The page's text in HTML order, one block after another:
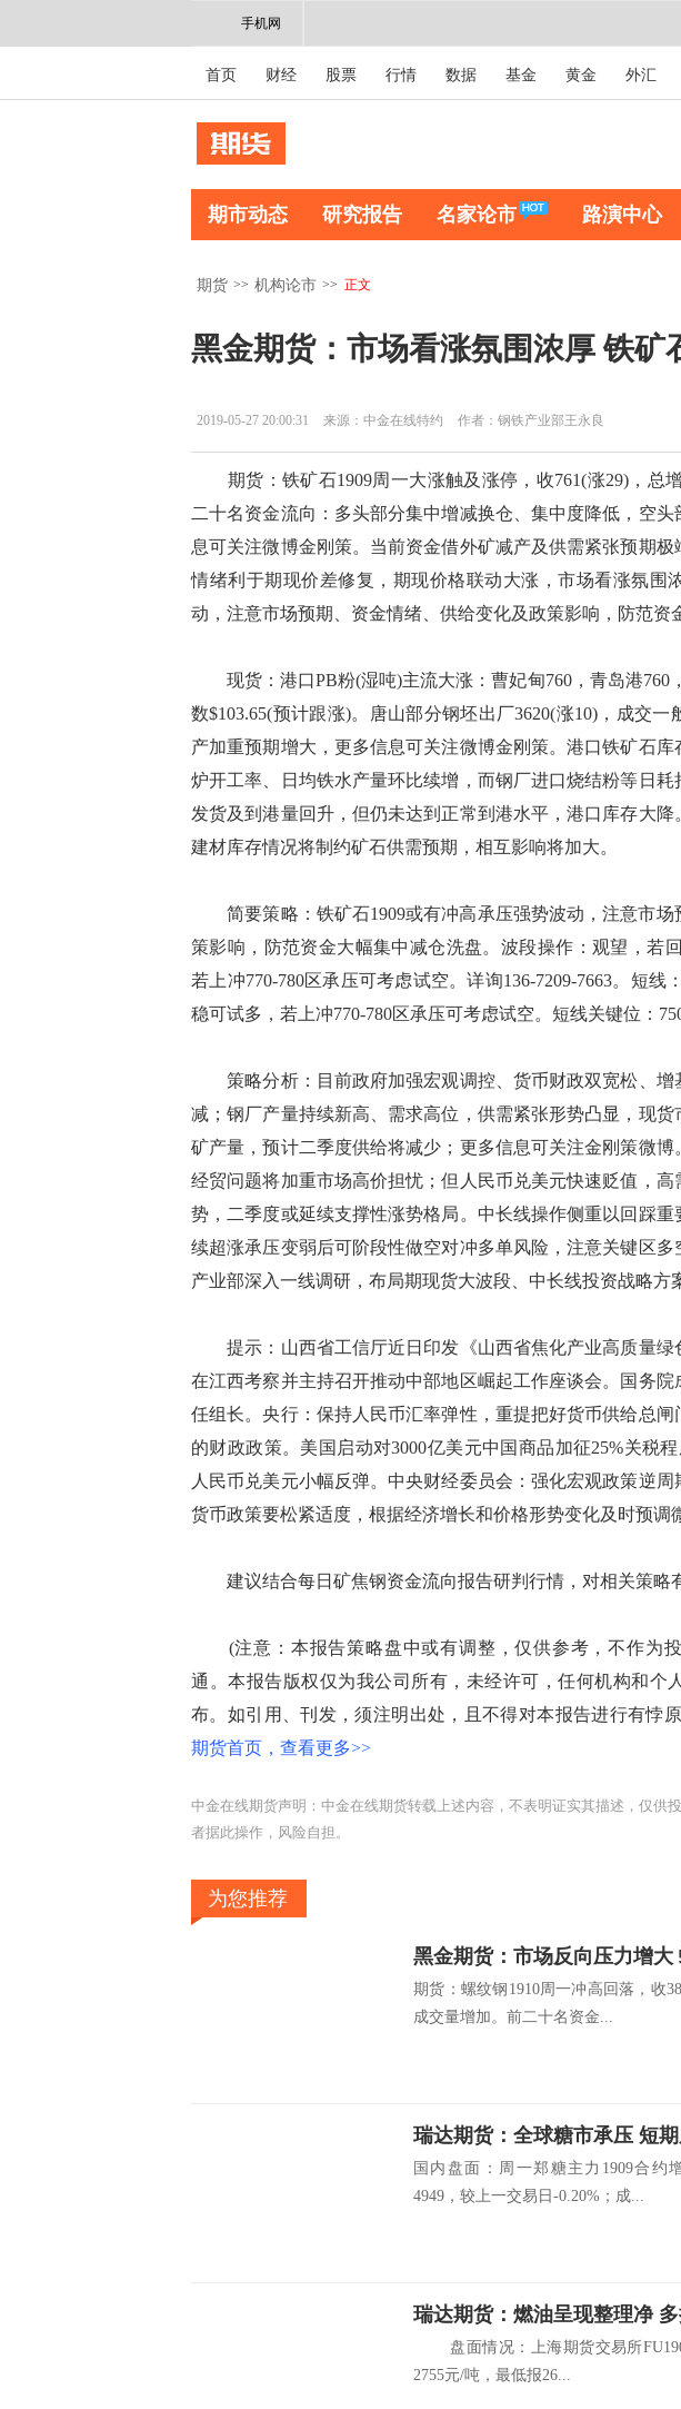
手机网
首页 财经 股票 行情 数据 基金 黄金 外汇
期市动态 研究报告 名家论市 路演中心
期货 >> 机构论市 >> 正文
黑金期货：市场看涨氛围浓厚 铁矿
2019-05-27 20:00:31 来源：中金在线特约 作者：钢铁产业部王永良
期货：铁矿石1909周一大涨触及涨停，收761(涨29)，总
二十名资金流向：多头部分集中增减换仓、集中度降低，空
息可关注微博金刚策。当前资金借外矿减产及供需紧张预期
情绪利于期现价差修复，期现价格联动大涨，市场看涨氛围
动，注意市场预期、资金情绪、供给变化及政策影响，防范资
现货：港口PB粉(湿吨)主流大涨：曹妃甸760，青岛港760
数$103.65(预计跟涨)。唐山部分钢坯出厂3620(涨10)，成交
产加重预期增大，更多信息可关注微博金刚策。港口铁矿石
炉开工率、日均铁水产量环比续增，而钢厂进口烧结粉等日
发货及到港量回升，但仍未达到正常到港水平，港口库存大降
建材库存情况将制约矿石供需预期，相互影响将加大。
简要策略：铁矿石1909或有冲高承压强势波动，注意市场
策影响，防范资金大幅集中减仓洗盘。波段操作：观望，若
若上冲770-780区承压可考虑试空。详询136-7209-7663。短线
稳可试多，若上冲770-780区承压可考虑试空。短线关键位：750
策略分析：目前政府加强宏观调控、货币财政双宽松、增
减；钢厂产量持续新高、需求高位，供需紧张形势凸显，现
矿产量，预计二季度供给将减少；更多信息可关注金刚策微
经贸问题将加重市场高价担忧；但人民币兑美元快速贬值，
势，二季度或延续支撑性涨势格局。中长线操作侧重以回踩
续超涨承压变弱后可阶段性做空对冲多单风险，注意关键区多
产业部深入一线调研，布局期现货大波段、中长线投资战略方
提示：山西省工信厅近日印发《山西省焦化产业高质量绿
在江西考察并主持召开推动中部地区崛起工作座谈会。国务
任组长。央行：保持人民币汇率弹性，重提把好货币供给总
的财政政策。美国启动对3000亿美元中国商品加征25%关税
人民币兑美元小幅反弹。中央财经委员会：强化宏观政策逆周
货币政策要松紧适度，根据经济增长和价格形势变化及时预调
建议结合每日矿焦钢资金流向报告研判行情，对相关策略
(注意：本报告策略盘中或有调整，仅供参考，不作为投
通。本报告版权仅为我公司所有，未经许可，任何机构和个
布。如引用、刊发，须注明出处，且不得对本报告进行有悖
期货首页，查看更多>>
中金在线期货声明：中金在线期货转载上述内容，不表明证实其描述，仅供
者据此操作，风险自担。
为您推荐
黑金期货：市场反向压力增大
期货：螺纹钢1910周一冲高回落，收
成交量增加。前二十名资金...
瑞达期货：全球糖市承压 短
国内盘面：周一郑糖主力1909合约
4949，较上一交易日-0.20%；成...
瑞达期货：燃油呈现整理净
盘面情况：上海期货交易所
2755元/吨，最低报26...